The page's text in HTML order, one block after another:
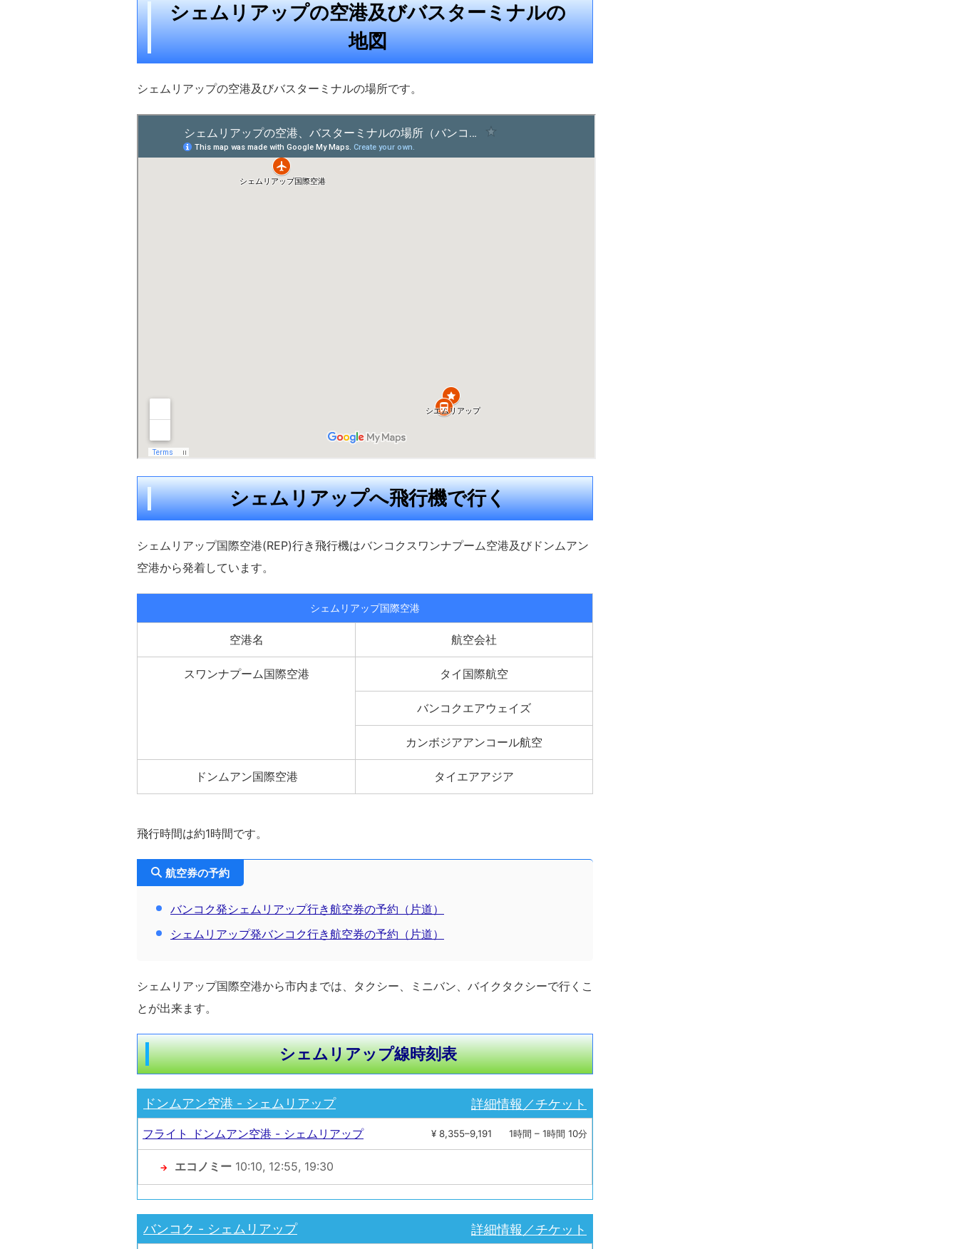
シェムリアップの空港及びバスターミナルの
地図
シェムリアップの空港及びバスターミナルの場所です。
シェムリアップへ飛行機で行く
シェムリアップ国際空港(REP)行き飛行機はバンコクスワンナプーム空港及びドンムアン
空港から発着しています。
シェムリアップ国際空港
空港名 航空会社
スワンナプーム国際空港 タイ国際航空
バンコクエアウェイズ
カンボジアアンコール航空
ドンムアン国際空港 タイエアアジア
飛行時間は約1時間です。
航空券の予約
バンコク発シェムリアップ行き航空券の予約（片道）
シェムリアップ発バンコク行き航空券の予約（片道）
シェムリアップ国際空港から市内までは、タクシー、ミニバン、バイクタクシーで行くこ
とが出来ます。
シェムリアップ線時刻表
ドンムアン空港 - シェムリアップ 詳細情報／チケット
フライト ドンムアン空港 - シェムリアップ ¥ 8,355–9,191 1時間 – 1時間 10分
→ エコノミー 10:10, 12:55, 19:30
バンコク - シェムリアップ 詳細情報／チケット